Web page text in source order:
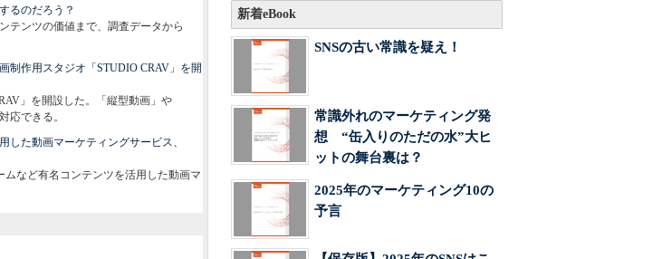
るのだろう？
テンツの価値まで、調査データから
制作用スタジオ「STUDIO CRAV」を開
」を開設した。「縦型動画」や
応できる。
した動画マーケティングサービス、
など有名コンテンツを活用した動画マ
新着eBook
SNSの古い常識を疑え！
常識外れのマーケティング発
想 “缶入りのただの水”大ヒ
ットの舞台裏は？
2025年のマーケティング10の
予言